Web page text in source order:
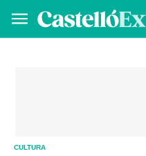
CULTURA